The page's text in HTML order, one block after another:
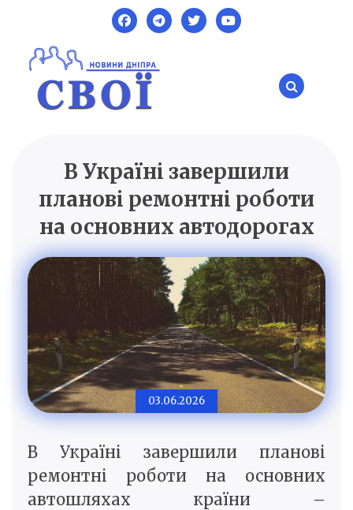
content
SVOI.DP.UA
Новини Дніпра
В Україні завершили
планові ремонтні роботи
на основних автодорогах
03.06.2026
В Україні завершили планові
ремонтні роботи на основних
автошляхах країни –